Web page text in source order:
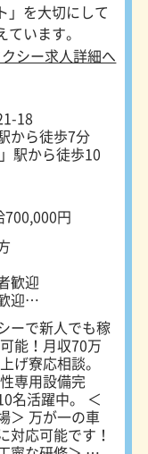
安心。 埼玉は
無線配車が主
でお客様を探す
はないので、初
クシードライ
できますよ。
もしっかり確
るので、メリ
稼げます！
」を大切にして
います。
シー求人詳細へ
18
から徒歩7分
駅から徒歩10
700,000円
歓迎
迎
・離職中の方も
デビュー応援
ブランクOK
代、60代活躍
ーで新人でも稼
能！月収70万
げ寮応相談。
専用設備完
活躍中。 ＜
＞ 万が一の車
対応可能です！